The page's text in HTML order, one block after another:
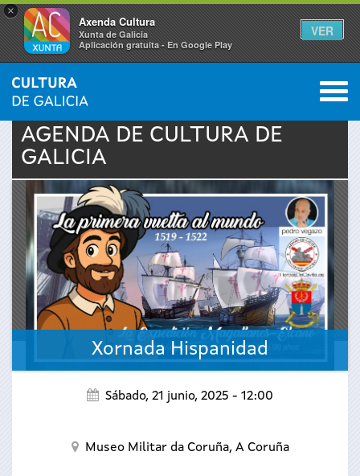
×
Axenda Cultura
Xunta de Galicia
Aplicación gratuíta - En Google Play
VER
Se
encuentra
usted
aquí
INICIO › ACTUALIDAD 0
AGENDA DE CULTURA DE
GALICIA
Xornada Hispanidad
Sábado, 21 junio, 2025 - 12:00
Museo Militar da Coruña, A Coruña